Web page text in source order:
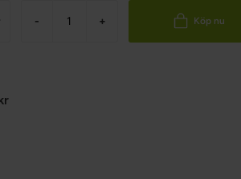
- + Köp nu